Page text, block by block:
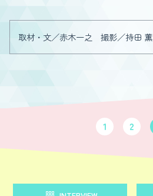
取材・文／赤木一之 撮影／持田 薫
1 2